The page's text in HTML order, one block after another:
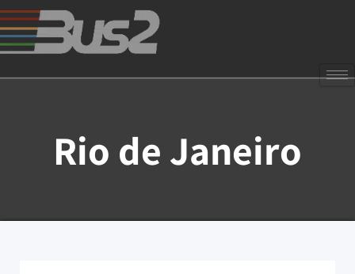
Rio de Janeiro